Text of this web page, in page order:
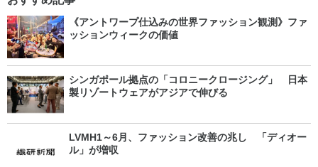
《アントワープ仕込みの世界ファッション観測》ファ
ッションウィークの価値
シンガポール拠点の「コロニークロージング」 日本
製リゾートウェアがアジアで伸びる
LVMH1～6月、ファッション改善の兆し 「ディオー
ル」が増収